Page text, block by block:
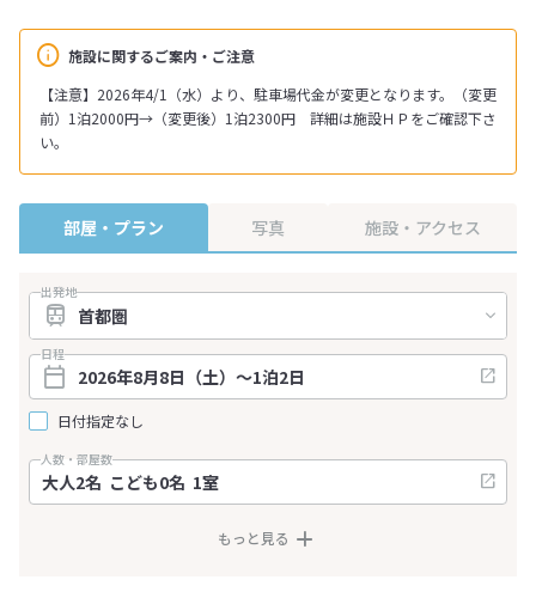
施設に関するご案内・ご注意
【注意】2026年4/1（水）より、駐車場代金が変更となります。（変更
前）1泊2000円→（変更後）1泊2300円 詳細は施設ＨＰをご確認下さ
い。
部屋・プラン 写真 施設・アクセス
出発地
日程
日付指定なし
人数・部屋数
もっと見る